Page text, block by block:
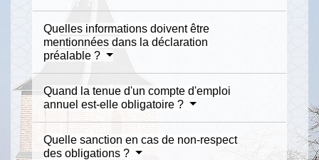
Quelles informations doivent être
mentionnées dans la déclaration
préalable ?
Quand la tenue d'un compte d'emploi
annuel est-elle obligatoire ?
Quelle sanction en cas de non-respect
des obligations ?